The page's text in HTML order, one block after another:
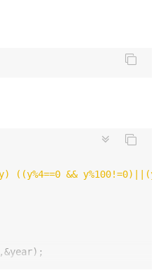
((y%4==0 &&
,&year);